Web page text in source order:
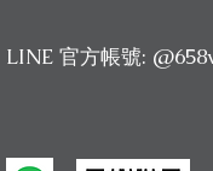
) 免費托福整合寫作
LINE 官方帳號: